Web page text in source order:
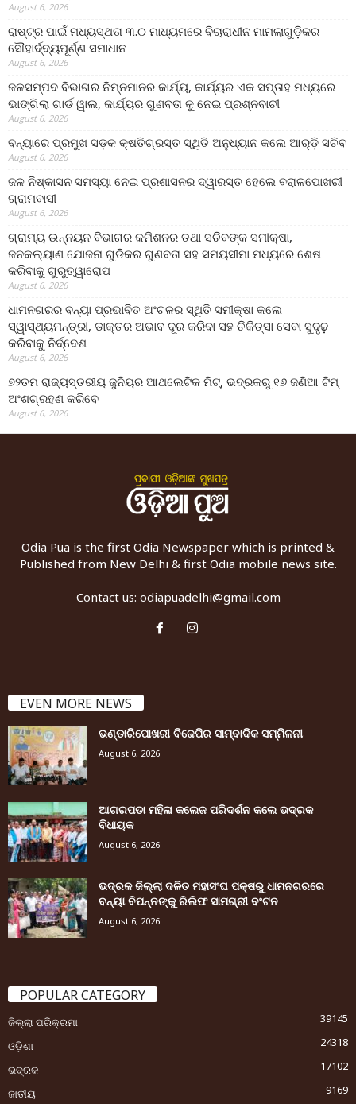
August 6, 2026
ରାଷ୍ଟ୍ର ପାଇଁ ମଧ୍ୟସ୍ଥତା ୩.୦ ମାଧ୍ୟମରେ ବିଚାରାଧୀନ ମାମଲାଗୁଡ଼ିକର
ସୌହାର୍ଦ୍ଦ୍ୟପୂର୍ଣ୍ଣ ସମାଧାନ
August 6, 2026
ଜଳସମ୍ପଦ ବିଭାଗର ନିମ୍ନମାନର କାର୍ଯ୍ୟ, କାର୍ଯ୍ୟର ଏକ ସପ୍ତାହ ମଧ୍ୟରେ
ଭାଙ୍ଗିଲା ଗାର୍ଡ ୱାଲ, କାର୍ଯ୍ୟର ଗୁଣବତା କୁ ନେଇ ପ୍ରଶ୍ନବାଚୀ
August 6, 2026
ବନ୍ୟାରେ ପ୍ରମୁଖ ସଡ଼କ କ୍ଷତିଗ୍ରସ୍ତ ସ୍ଥିତି ଅନୁଧ୍ୟାନ କଲେ ଆର୍‌ଡ଼ି ସଚିବ
August 6, 2026
ଜଳ ନିଷ୍କାସନ ସମସ୍ୟା ନେଇ ପ୍ରଶାସନର ଦ୍ୱାରସ୍ତ ହେଲେ ବରାଳପୋଖରୀ
ଗ୍ରାମବାସୀ
August 6, 2026
ଗ୍ରାମ୍ୟ ଉନ୍ନୟନ ବିଭାଗର କମିଶନର ତଥା ସଚିବଙ୍କ ସମୀକ୍ଷା,
ଜନକଲ୍ୟାଣ ଯୋଜନା ଗୁଡିକର ଗୁଣବତା ସହ ସମୟସୀମା ମଧ୍ୟରେ ଶେଷ
କରିବାକୁ ଗୁରୁତ୍ୱାରୋପ
August 6, 2026
ଧାମନଗରର ବନ୍ୟା ପ୍ରଭାବିତ ଅଂଚଳର ସ୍ଥିତି ସମୀକ୍ଷା କଲେ
ସ୍ୱାସ୍ଥ୍ୟମନ୍ତ୍ରୀ, ଡାକ୍ତର ଅଭାବ ଦୂର କରିବା ସହ ଚିକିତ୍ସା ସେବା ସୁଦୃଢ଼
କରିବାକୁ ନିର୍ଦ୍ଦେଶ
August 6, 2026
୭୨ତମ ରାଜ୍ୟସ୍ତରୀୟ ଜୁନିୟର ଆଥଲେଟିକ ମିଟ୍‌, ଭଦ୍ରକରୁ ୧୬ ଜଣିଆ ଟିମ୍
ଅଂଶଗ୍ରହଣ କରିବେ
August 6, 2026
Odia Pua is the first Odia Newspaper which is printed &
Published from New Delhi & first Odia mobile news site.
Contact us: odiapuadelhi@gmail.com
EVEN MORE NEWS
ଭଣ୍ଡାରିପୋଖରୀ ବିଜେପିର ସାମ୍ବାଦିକ ସମ୍ମିଳନୀ
August 6, 2026
ଆଗରପଡା ମହିଳା କଲେଜ ପରିଦର୍ଶନ କଲେ ଭଦ୍ରକ
ବିଧାୟକ
August 6, 2026
ଭଦ୍ରକ ଜିଲ୍ଲା ଦଳିତ ମହାସଂଘ ପକ୍ଷରୁ ଧାମନଗରରେ
ବନ୍ୟା ବିପନ୍ନଙ୍କୁ ରିଲିଫ ସାମଗ୍ରୀ ବଂଟନ
August 6, 2026
POPULAR CATEGORY
ଜିଲ୍ଲା ପରିକ୍ରମା
39145
ଓଡ଼ିଶା
24318
ଭଦ୍ରକ
17102
ଜାତୀୟ
9169